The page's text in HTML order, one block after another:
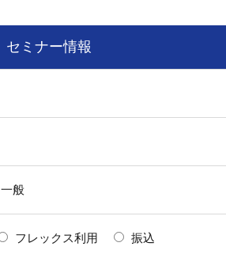
セミナー情報
一般
フレックス利用 振込